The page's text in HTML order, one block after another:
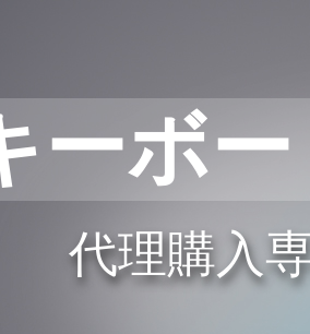
ーボ
代理購入